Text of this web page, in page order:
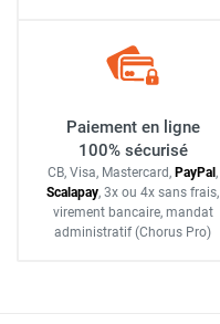
Paiement en ligne
100% sécurisé
CB, Visa, Mastercard, PayPal ,
Scalapay, 3x ou 4x sans frais,
virement bancaire, mandat
administratif (Chorus Pro)